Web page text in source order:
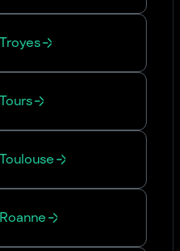
Troyes
Tours
Toulouse
Roanne